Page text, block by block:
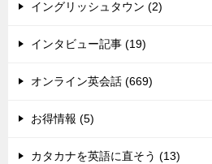
イングリッシュタウン (2)
インタビュー記事 (19)
オンライン英会話 (669)
お得情報 (5)
カタカナを英語に直そう (13)